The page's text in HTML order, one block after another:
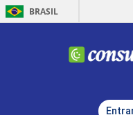
BRASIL